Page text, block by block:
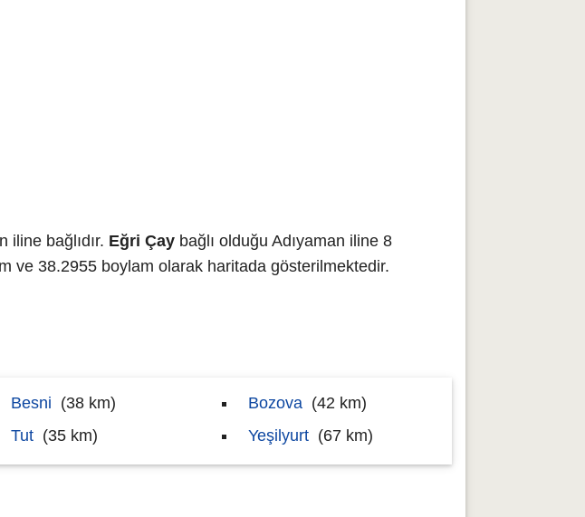
bağlıdır. Eğri Çay bağlı olduğu Adıyaman iline 8
ve 38.2955 boylam olarak haritada gösterilmektedir.
Besni (38 km)
Tut (35 km)
Bozova (42 km)
Yeşilyurt (67 km)